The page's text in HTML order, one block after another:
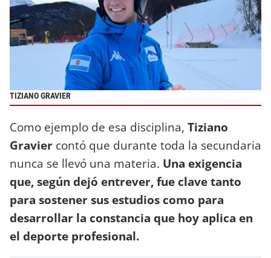
TIZIANO GRAVIER
Como ejemplo de esa disciplina, Tiziano
Gravier contó que durante toda la secundaria
nunca se llevó una materia. Una exigencia
que, según dejó entrever, fue clave tanto
para sostener sus estudios como para
desarrollar la constancia que hoy aplica en
el deporte profesional.